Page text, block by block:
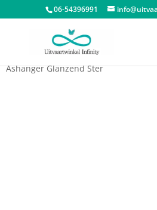
06-54396991
Assieraden/Ashangers
Ashanger Glanzend Ster